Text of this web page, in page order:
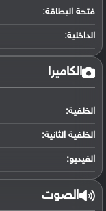
فتحة البطاقة:
الداخلية:
الكاميرا
الخلفية:
الخلفية الثانية:
الفيديو:
الصوت